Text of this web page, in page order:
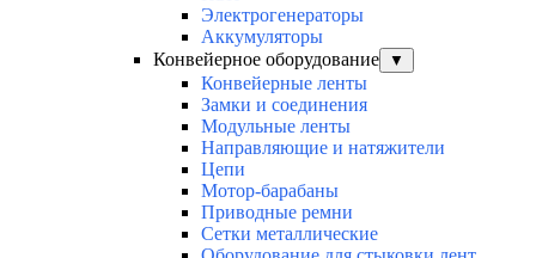
Электрогенераторы
Аккумуляторы
Конвейерное оборудование
▼
Конвейерные ленты
Замки и соединения
Модульные ленты
Направляющие и натяжители
Цепи
Мотор-барабаны
Приводные ремни
Сетки металлические